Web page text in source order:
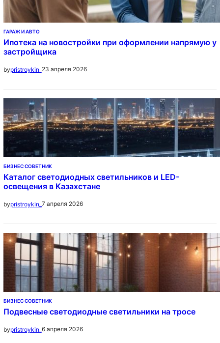
ГАРАЖ И АВТО
Ипотека на новостройки при оформлении напрямую у
застройщика
bypristroykin_ 23 апреля 2026
БИЗНЕС СОВЕТНИК
Каталог светодиодных светильников и LED-
освещения в Казахстане
bypristroykin_ 7 апреля 2026
БИЗНЕС СОВЕТНИК
Подвесные светодиодные светильники на тросе
bypristroykin_ 6 апреля 2026